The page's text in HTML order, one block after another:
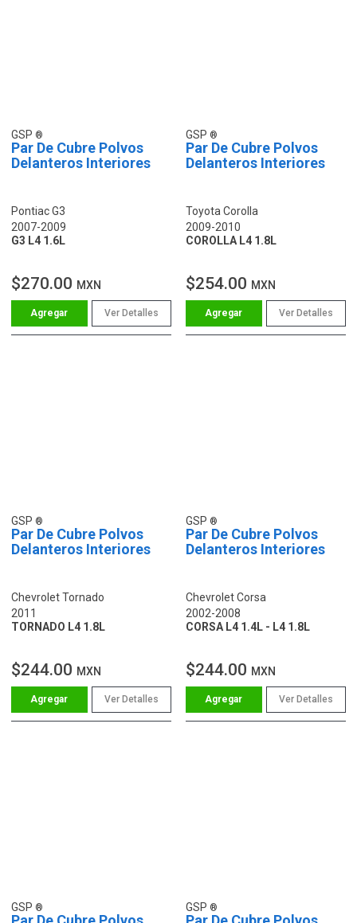
GSP
Par De Cubre Polvos
Delanteros Interiores
Pontiac G3
2007-2009
G3 L4 1.6L
$270.00 MXN
Ver Detalles
GSP
Par De Cubre Polvos
Delanteros Interiores
Toyota Corolla
2009-2010
COROLLA L4 1.8L
$254.00 MXN
Ver Detalles
GSP
Par De Cubre Polvos
Delanteros Interiores
Chevrolet Tornado
2011
TORNADO L4 1.8L
$244.00 MXN
Ver Detalles
GSP
Par De Cubre Polvos
Delanteros Interiores
Chevrolet Corsa
2002-2008
CORSA L4 1.4L - L4 1.8L
$244.00 MXN
Ver Detalles
GSP GSP